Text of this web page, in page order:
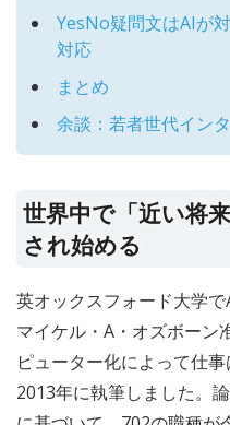
YesNo疑問文はAIが
対応
まとめ
余談：若者世代イン
世界中で「近い将
され始める
英オックスフォード大学
マイケル・A・オズボー
ピューター化によって仕
2013年に執筆しました。